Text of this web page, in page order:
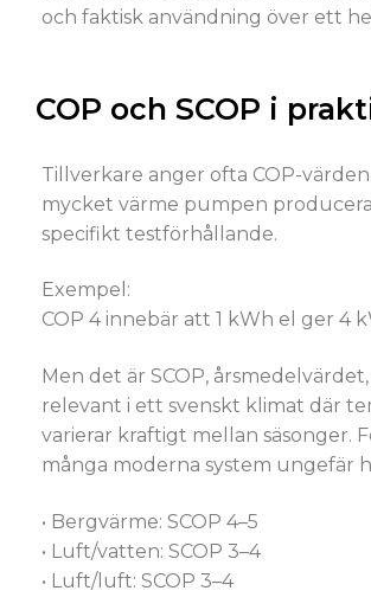
och faktisk användning över ett
COP och SCOP i
Tillverkare anger ofta COP-
mycket värme pumpen
specifikt testförhållande.
Exempel:
COP 4 innebär att 1 kWh el ger 4
Men det är SCOP,
relevant i ett svenskt klimat där
varierar kraftigt mellan säsonger.
många moderna system ungefär
• Bergvärme: SCOP 4–5
• Luft/vatten: SCOP 3–4
• Luft/luft: SCOP 3–4